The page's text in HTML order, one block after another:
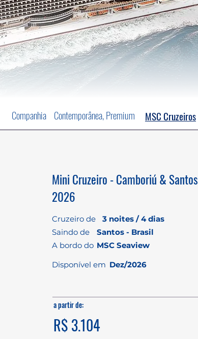
Companhia Contemporânea, Premium MSC Cruzeiros
Mini Cruzeiro - Camboriú & Santos
2026
Cruzeiro de
3 noites / 4 dias
Saindo de
Santos - Brasil
A bordo do MSC Seaview
Dez/2026
Disponível em
a partir de:
R$ 3.104